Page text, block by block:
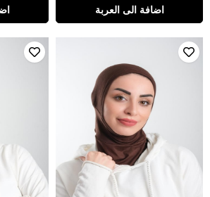
اضافة الى العربة